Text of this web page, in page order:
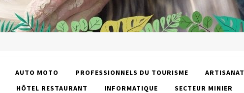
AUTO MOTO PROFESSIONNELS DU TOURISME ARTISANAT
HÔTEL RESTAURANT INFORMATIQUE SECTEUR MINIER